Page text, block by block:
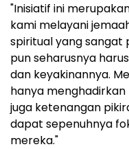
"Inisiatif ini
kami melayani
spiritual yang sangat
pun seharusnya
dan keyakinannya.
hanya
juga ketenangan
dapat sepenuhnya
mereka."